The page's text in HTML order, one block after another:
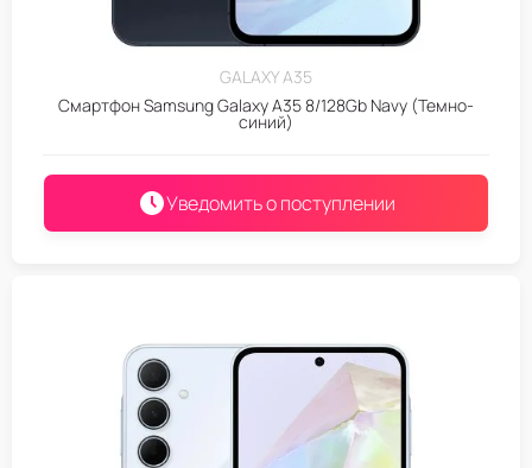
GALAXY A35
Смартфон Samsung Galaxy A35 8/128Gb Navy (Темно-
синий)
Уведомить о поступлении